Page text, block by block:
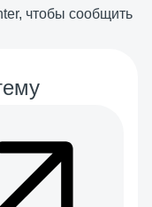
, чтобы сообщить